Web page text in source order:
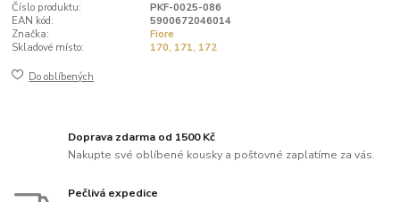
Číslo produktu:
PKF-0025-086
EAN kód:
5900672046014
Značka:
Fiore
Skladové místo:
170, 171, 172
Do oblíbených
Doprava zdarma od 1500 Kč
Nakupte své oblíbené kousky a poštovné zaplatíme za vás.
Pečlivá expedice